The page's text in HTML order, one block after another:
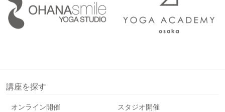
講座を探す
オンライン開催
スタジオ開催